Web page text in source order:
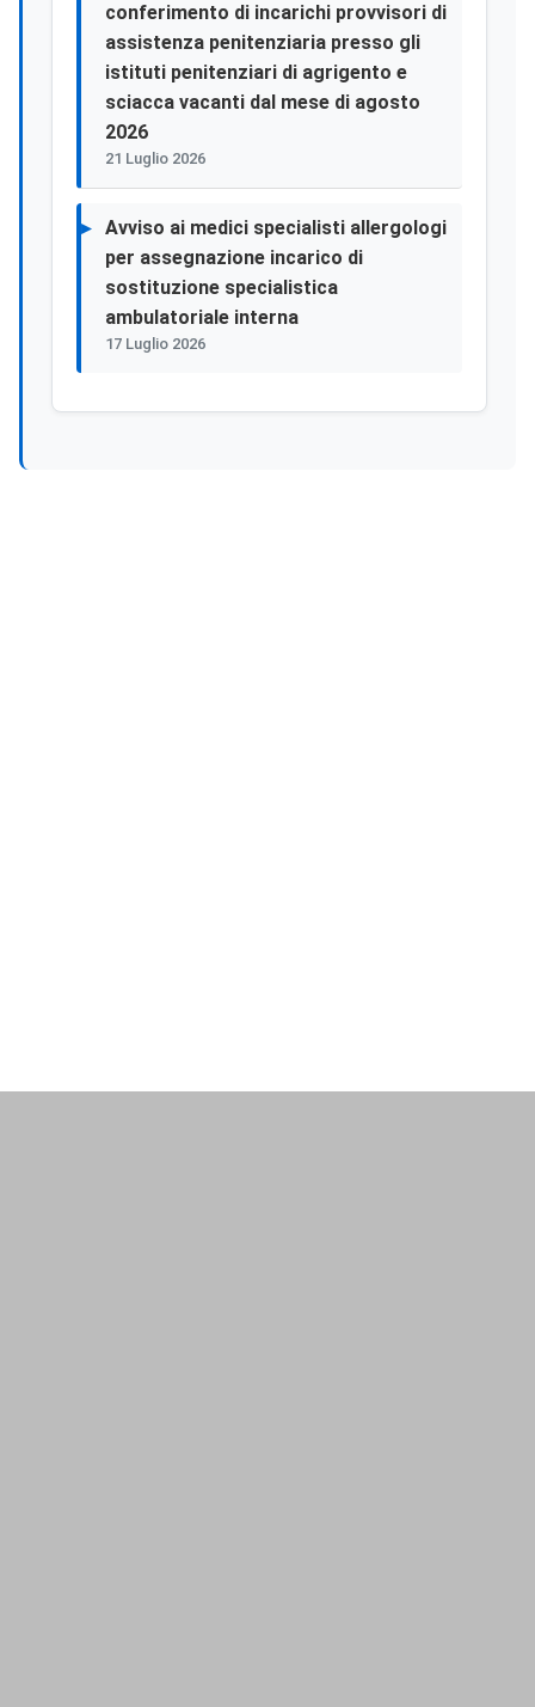
conferimento di incarichi provvisori di
assistenza penitenziaria presso gli
istituti penitenziari di agrigento e
sciacca vacanti dal mese di agosto
2026
21 Luglio 2026
Avviso ai medici specialisti allergologi
per assegnazione incarico di
sostituzione specialistica
ambulatoriale interna
17 Luglio 2026